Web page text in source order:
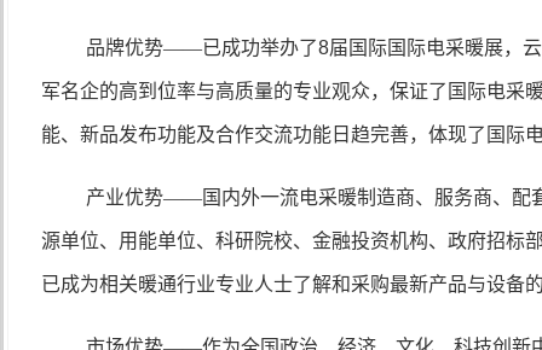
品牌优势——已成功举办了8届国际国际电采暖展，
军名企的高到位率与高质量的专业观众，保证了国际电采
能、新品发布功能及合作交流功能日趋完善，体现了国际
产业优势——国内外一流电采暖制造商、服务商、配
源单位、用能单位、科研院校、金融投资机构、政府招标
已成为相关暖通行业专业人士了解和采购最新产品与设备